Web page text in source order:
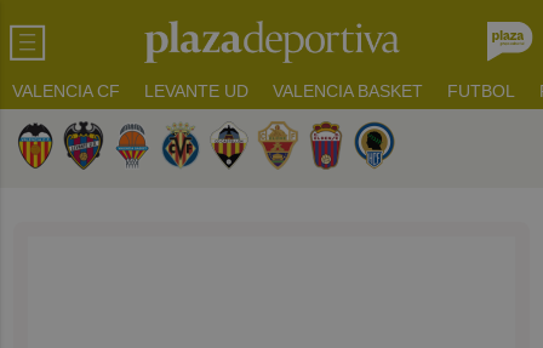
VALENCIA CF LEVANTE UD VALENCIA BASKET FUTBOL